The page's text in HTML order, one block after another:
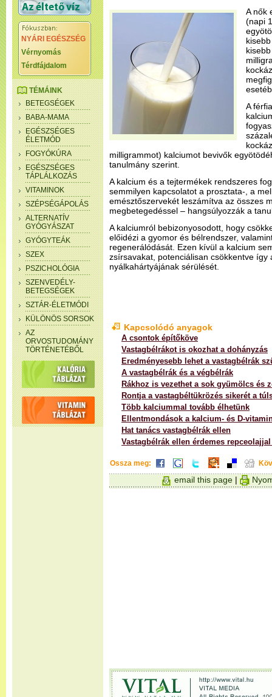
NYÁRI EGÉSZSÉG
Vérnyomás
Térdfájdalom
TÉMÁINK
BETEGSÉGEK
BABA-MAMA
EGÉSZSÉGES
ÉLETMÓD
FOGYÓKÚRA
EGÉSZSÉGES
TÁPLÁLKOZÁS
VITAMINOK
SZÉPSÉGÁPOLÁS
ALTERNATÍV
GYÓGYÁSZAT
GYÓGYTEÁK
SZEX
PSZICHOLÓGIA
SZENVEDÉLY-
BETEGSÉGEK
SZTÁR-ÉLETMÓDI
KÜLÖNÖS SORSOK
AZ
ORVOSTUDOMÁNY
TÖRTÉNETÉBŐL
A nők
(napi
A
milligrammot) kalciumot bevivők
tanulmány szerint.
A kalcium és a tejtermékek rendszeres
semmilyen kapcsolatot a prosztata-, a
emésztőszervekét leszámítva az összes
megbetegedéssel – hangsúlyozzák a
A kalciumról bebizonyosodott, hogy
előidézi a gyomor és bélrendszer,
regenerálódását. Ezen kívül a kalcium
zsírsavakat, potenciálisan csökkentve így
nyálkahártyájának sérülését.
Kapcsolódó anyagok
A csontok építőköve
Vastagbélrákot is okozhat a dohányzás
Eredményesebb lehet a vastagbélrák
A vastagbélrák és a végbélrák
Rákhoz is vezethet a sok gyümölcs és
Rontja a vastagbéltükrözés sikerét a
Több kalciummal tovább élhetünk
Ellentmondások a kalcium- és D-
Hat tanács vastagbélrák ellen
Vastagbélrák ellen érdemes
Ossza meg:
email this page |